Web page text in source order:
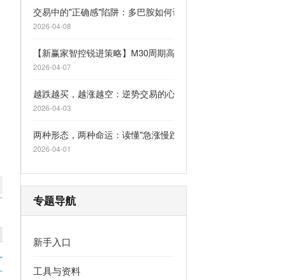
交易中的"正确感"陷阱：多巴胺如何让你逆势上瘾
2026-04-08
【新赢家智控锐进策略】M30周期高胜率一单一结，自适应行
2026-04-07
越跌越买，越涨越空：逆势交易的心理陷阱
2026-04-03
两种形态，两种命运：读懂"急涨慢跌"与"急跌慢涨"
2026-04-01
专题导航
新手入口
工具与资料